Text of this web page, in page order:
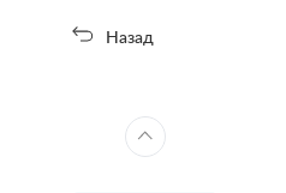
Назад